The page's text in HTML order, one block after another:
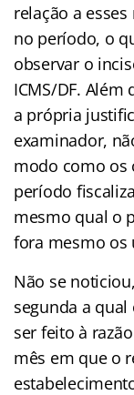
relação a
no período, o
observar o
ICMS/DF.
a própria
examinador,
modo como os
período
mesmo qual o
fora mesmo os
Não se
segunda a
ser feito à
mês em que o